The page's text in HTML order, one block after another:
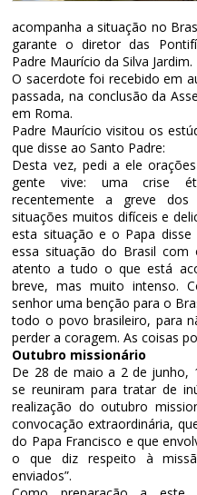
acompanha a situação no
garante o diretor das
Padre Maurício da Silva Jardim.
O sacerdote foi recebido em
passada, na conclusão da
em Roma.
Padre Maurício visitou os
que disse ao Santo Padre:
Desta vez, pedi a ele
gente vive: uma crise
recentemente a greve dos
situações muitos difíceis e
esta situação e o Papa
essa situação do Brasil com
atento a tudo o que está
breve, mas muito intenso.
senhor uma benção para o
todo o povo brasileiro, para
perder a coragem. As coisas
Outubro missionário
De 28 de maio a 2 de junho,
se reuniram para tratar de
realização do outubro
convocação extraordinária,
do Papa Francisco e que
o que diz respeito à
enviados”.